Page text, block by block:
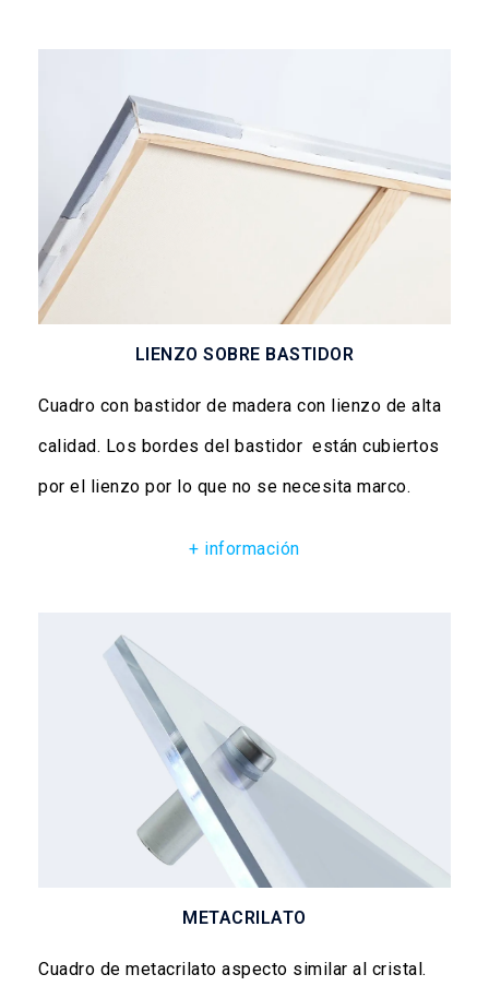
LIENZO SOBRE BASTIDOR
Cuadro con bastidor de madera con lienzo de alta
calidad. Los bordes del bastidor están cubiertos
por el lienzo por lo que no se necesita marco.
+ información
METACRILATO
Cuadro de metacrilato aspecto similar al cristal.